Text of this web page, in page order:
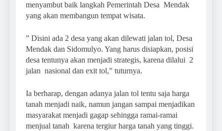
menyambut baik langkah Pemerintah Desa Mendak
yang akan membangun tempat wisata.
” Disini ada 2 desa yang akan dilewati jalan tol, Desa
Mendak dan Sidomulyo. Yang harus disiapkan, posisi
desa tentunya akan menjadi strategis, karena dilalui 2
jalan nasional dan exit tol,” tuturnya.
Ia berharap, dengan adanya jalan tol tentu saja harga
tanah menjadi naik, namun jangan sampai menjadikan
masyarakat menjadi gagap sehingga ramai-ramai
menjual tanah karena tergiur harga tanah yang tinggi.